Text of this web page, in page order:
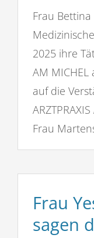
Frau
2025 ihre
AM
auf die
Frau
Frau
sagen